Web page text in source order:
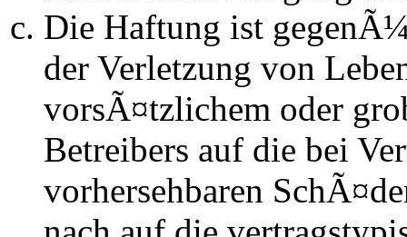
Die Haftung ist
der Verletzung von
vorsÃ¤tzlichem oder
Betreibers auf die bei
vorhersehbaren